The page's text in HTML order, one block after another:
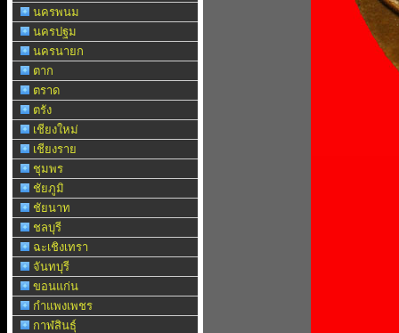
นครพนม
นครปฐม
นครนายก
ตาก
ตราด
ตรัง
เชียงใหม่
เชียงราย
ชุมพร
ชัยภูมิ
ชัยนาท
ชลบุรี
ฉะเชิงเทรา
จันทบุรี
ขอนแก่น
กำแพงเพชร
กาฬสินธุ์